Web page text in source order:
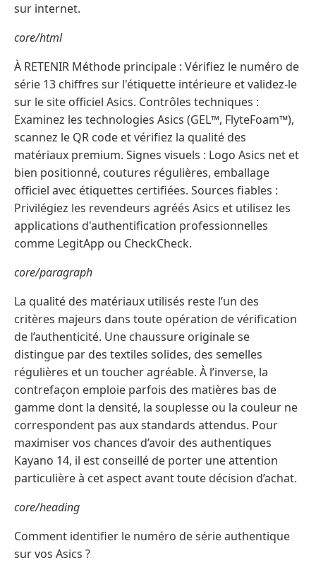
sur internet.
core/html
À RETENIR Méthode principale : Vérifiez le numéro de
série 13 chiffres sur l'étiquette intérieure et validez-le
sur le site officiel Asics. Contrôles techniques :
Examinez les technologies Asics (GEL™, FlyteFoam™),
scannez le QR code et vérifiez la qualité des
matériaux premium. Signes visuels : Logo Asics net et
bien positionné, coutures régulières, emballage
officiel avec étiquettes certifiées. Sources fiables :
Privilégiez les revendeurs agréés Asics et utilisez les
applications d'authentification professionnelles
comme LegitApp ou CheckCheck.
core/paragraph
La qualité des matériaux utilisés reste l’un des
critères majeurs dans toute opération de vérification
de l’authenticité. Une chaussure originale se
distingue par des textiles solides, des semelles
régulières et un toucher agréable. À l’inverse, la
contrefaçon emploie parfois des matières bas de
gamme dont la densité, la souplesse ou la couleur ne
correspondent pas aux standards attendus. Pour
maximiser vos chances d’avoir des authentiques
Kayano 14, il est conseillé de porter une attention
particulière à cet aspect avant toute décision d’achat.
core/heading
Comment identifier le numéro de série authentique
sur vos Asics ?